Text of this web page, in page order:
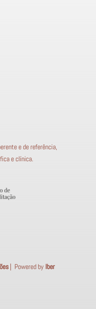
e de referência,
e clínica.
| Powered by Iber